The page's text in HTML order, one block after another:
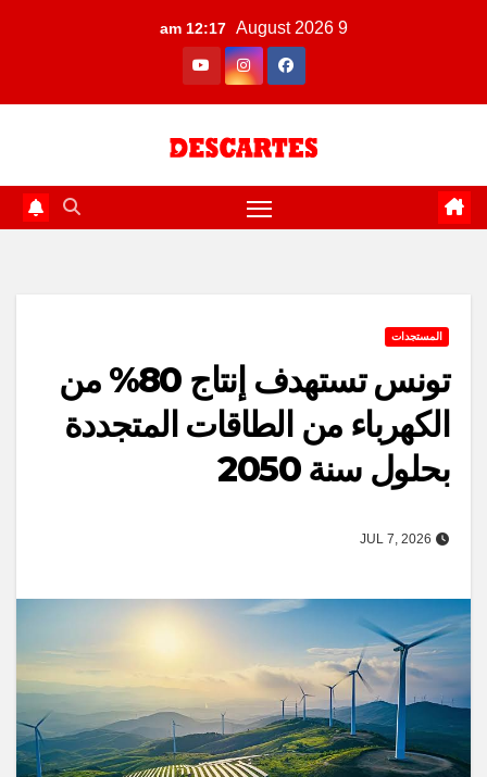
9 August 2026
12:17 am
المستجدات
تونس تستهدف إنتاج 80% من
الكهرباء من الطاقات المتجددة
بحلول سنة 2050
JUL 7, 2026